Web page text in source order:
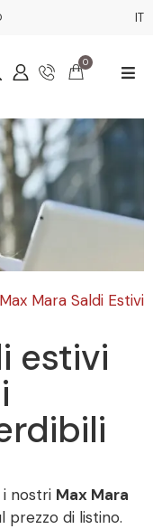
IT
0
Max Mara Saldi Estivi
estivi
i nostri Max Mara
prezzo di listino.